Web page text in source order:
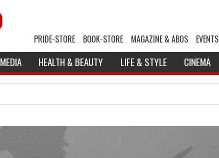
PRIDE-STORE BOOK-STORE MAGAZINE & ABOS EVENTS
MEDIA HEALTH & BEAUTY LIFE & STYLE CINEMA